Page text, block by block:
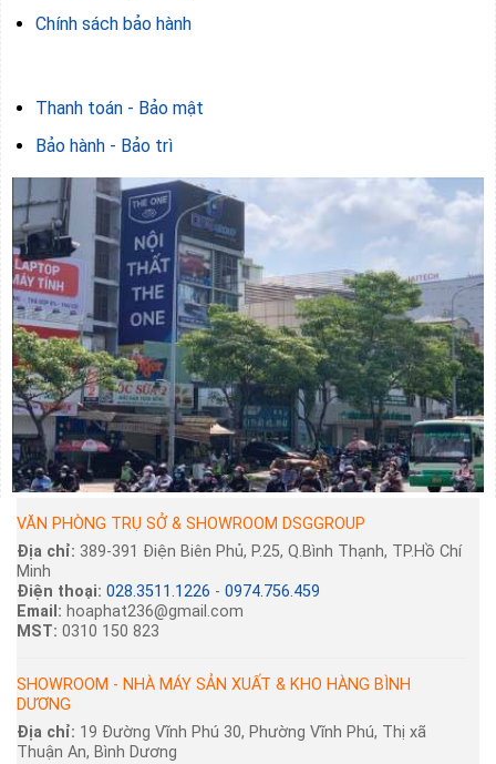
Chính sách bảo hành
Thanh toán - Bảo mật
Bảo hành - Bảo trì
VĂN PHÒNG TRỤ SỞ & SHOWROOM DSGGROUP
Địa chỉ: 389-391 Điện Biên Phủ, P.25, Q.Bình Thạnh, TP.Hồ Chí
Minh
Điện thoại: 028.3511.1226 - 0974.756.459
Email: hoaphat236@gmail.com
MST: 0310 150 823
SHOWROOM - NHÀ MÁY SẢN XUẤT & KHO HÀNG BÌNH
DƯƠNG
Địa chỉ: 19 Đường Vĩnh Phú 30, Phường Vĩnh Phú, Thị xã
Thuận An, Bình Dương